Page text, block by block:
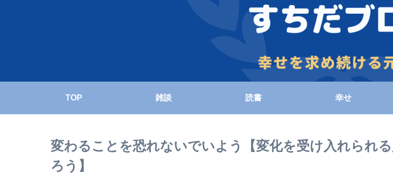
TOP 雑談 読書 幸せ
変わることを恐れないでいよう【変化を受け入れられ
ろう】